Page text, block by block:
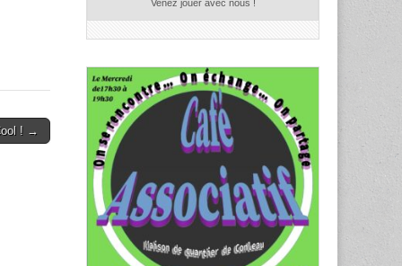
! →
Venez jouer avec nous !